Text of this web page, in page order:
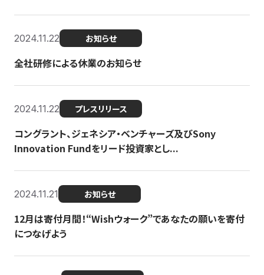
2024.11.22 お知らせ
全社研修による休業のお知らせ
2024.11.22 プレスリリース
コングラント、ジェネシア・ベンチャーズ及びSony
Innovation Fundをリード投資家とし...
2024.11.21 お知らせ
12月は寄付月間！“Wishウォーク”であなたの願いを寄付
につなげよう